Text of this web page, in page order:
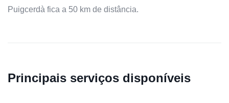
Puigcerdà fica a 50 km de distância.
Principais serviços disponíveis